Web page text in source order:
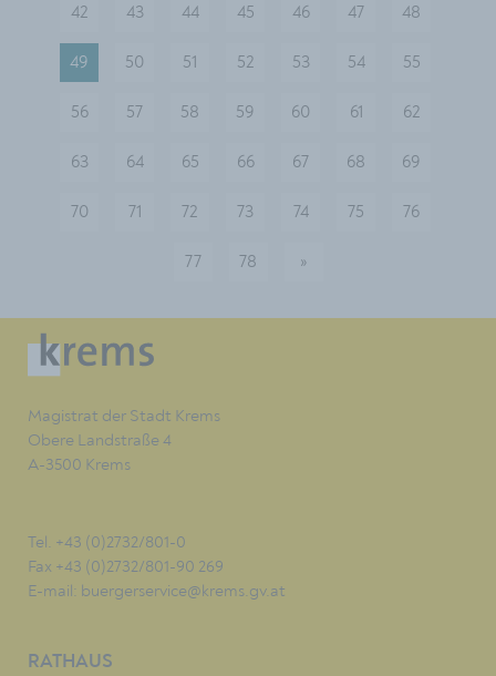
42 43 44 45 46 47 48
49 50 51 52 53 54 55
56 57 58 59 60 61 62
63 64 65 66 67 68 69
70 71 72 73 74 75 76
77 78 »
Magistrat der Stadt Krems
Obere Landstraße 4
A-3500 Krems
Tel. +43 (0)2732/801-0
Fax +43 (0)2732/801-90 269
E-mail: buergerservice@krems.gv.at
RATHAUS